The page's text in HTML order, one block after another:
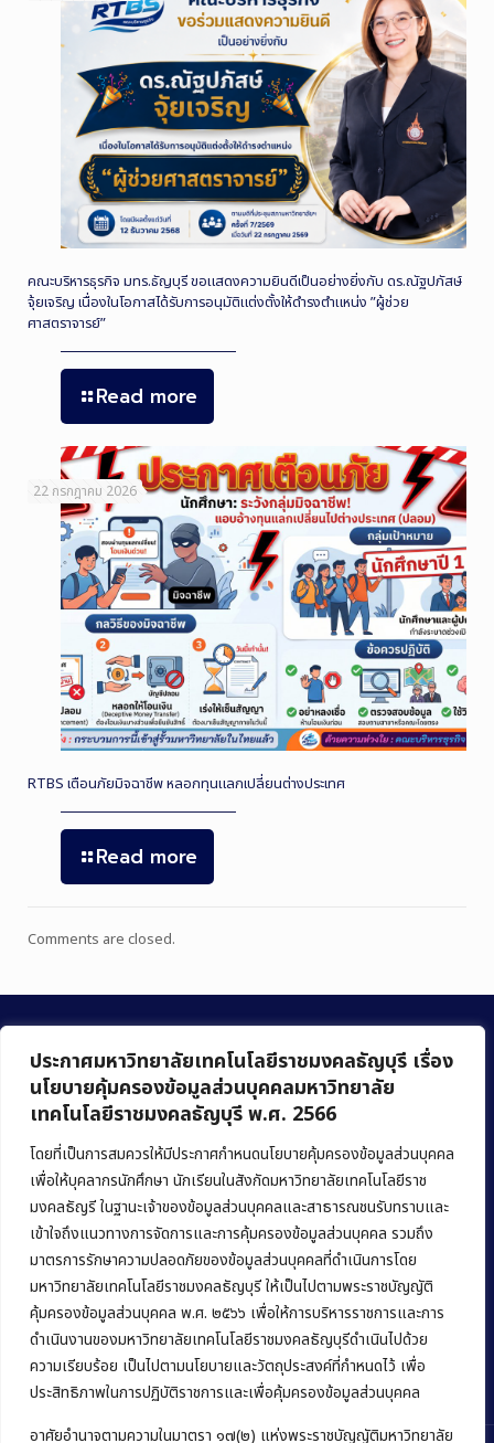
ประกาศมหาวิทยาลัยเทคโนโลยีราชมงคลธัญบุรี เรื่อง
นโยบายคุ้มครองข้อมูลส่วนบุคคลมหาวิทยาลัย
เทคโนโลยีราชมงคลธัญบุรี พ.ศ. 2566
โดยที่เป็นการสมควรให้มีประกาศกำหนดนโยบายคุ้มครองข้อมูลส่วนบุคคล
เพื่อให้บุคลากรนักศึกษา นักเรียนในสังกัดมหาวิทยาลัยเทคโนโลยีราช
มงคลธัญรี ในฐานะเจ้าของข้อมูลส่วนบุคคลและสาธารณชนรับทราบและ
เข้าใจถึงแนวทางการจัดการและการคุ้มครองข้อมูลส่วนบุคคล รวมถึง
มาตรการรักษาความปลอดภัยของข้อมูลส่วนบุคคลที่ดำเนินการโดย
มหาวิทยาลัยเทคโนโลยีราชมงคลธัญบุรี ให้เป็นไปตามพระราชบัญญัติ
คุ้มครองข้อมูลส่วนบุคคล พ.ศ. ๒๕๖๖ เพื่อให้การบริหารราชการและการ
ดำเนินงานของมหาวิทยาลัยเทคโนโลยีราชมงคลธัญบุรีดำเนินไปด้วย
ความเรียบร้อย เป็นไปตามนโยบายและวัตถุประสงค์ที่กำหนดไว้ เพื่อ
ประสิทธิภาพในการปฏิบัติราชการและเพื่อคุ้มครองข้อมูลส่วนบุคคล
อาศัยอำนาจตามความในมาตรา ๑๗(๒) แห่งพระราชบัญญัติมหาวิทยาลัย
คณะบริหารธุรกิจ มทร.ธัญบุรี ขอแสดงความยินดีเป็นอย่างยิ่งกับ ดร.ณัฐปภัสษ์
จุ้ยเจริญ เนื่องในโอกาสได้รับการอนุมัติแต่งตั้งให้ดำรงตำแหน่ง ”ผู้ช่วย
ศาสตราจารย์”
Read more
22 กรกฎาคม 2026
RTBS เตือนภัยมิจฉาชีพ หลอกทุนแลกเปลี่ยนต่างประเทศ
Read more
Comments are closed.
คณะบริหารธุรกิจ
มหาวิทยาลัยเทคโนโลยีราชมงคลธัญบุรี
39 หมู่ 1 ถนนรังสิต-นครนายก ตำบลคลองหก
อำเภอคลองหลวง จังหวัดปทุมธานี 12120
Phone:+66 (0) 2549 3243,+66 (0) 2549 3241
E-mail:bus@rmutt.ac.th